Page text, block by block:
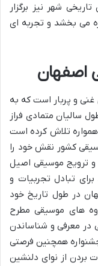
شهر نیز برگزار
می بخشد و تجربه ای
اصفهان
و پربار است که به
سالیان متمادی فراز
تلاش کرده است
کشور نقش خود را
و ترویج موسیقی اصیل
تبادل تجربیات و
در طول تاریخ خود
های موسیقی مطرح
معرفی و شناساندن
همچنین فرصتی
بردن از نوای دلنشین